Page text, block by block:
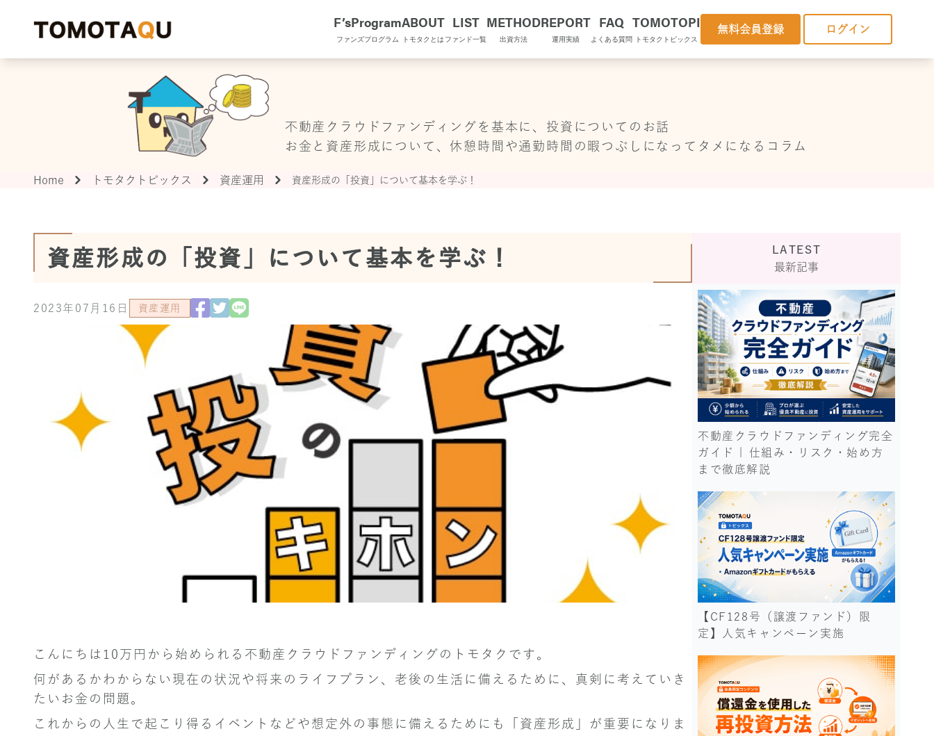
F’sProgram
ファンズプログラム
ABOUT
トモタクとは
LIST
ファンド一覧
METHOD
出資方法
REPORT
運用実績
FAQ
よくある質問
TOMOTOPI
トモタクトピックス
無料会員登録 ログイン
不動産クラウドファンディングを基本に、投資についてのお話
お金と資産形成について、休憩時間や通勤時間の暇つぶしになってタメになるコラム
Home トモタクトピックス 資産運用 資産形成の「投資」について基本を学ぶ！
資産形成の「投資」について基本を学ぶ！
2023年07月16日 資産運用
こんにちは10万円から始められる不動産クラウドファンディングのトモタクです。
何があるかわからない現在の状況や将来のライフプラン、老後の生活に備えるために、真剣に考えていき
たいお金の問題。
これからの人生で起こり得るイベントなどや想定外の事態に備えるためにも「資産形成」が重要になりま
LATEST
最新記事
不動産クラウドファンディング完全
ガイド | 仕組み・リスク・始め方
まで徹底解説
【CF128号（譲渡ファンド）限
定】人気キャンペーン実施